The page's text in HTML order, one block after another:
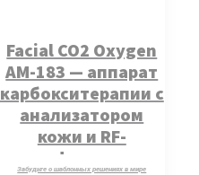
Facial CO2 Oxygen
AM-183 — аппарат
карбокситерапии с
анализатором
кожи и RF-
лифтингом
Забудьте о шаблонных решениях в мире